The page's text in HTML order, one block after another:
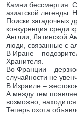
Камни бессмертия.
азиатской легенды.
Поиски загадочных
конкуренция среди
Англии, Латинской
люди, связанные с
В Иране –
Хранителя.
Во Франции –
случайности не
В Израиле –
А между тем
возможно,
Теперь охота